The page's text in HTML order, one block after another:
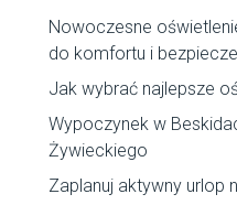
Nowoczesne
do komfortu i
Jak wybrać najlepsze
Wypoczynek w
Żywieckiego
Zaplanuj aktywny urlop